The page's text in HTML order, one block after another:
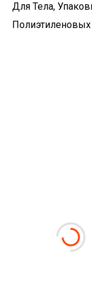
Для Тела,
Полиэтиленовых